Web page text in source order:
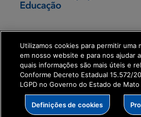
Transformação Digital
get_footer();
Utilizamos cookies para permitir uma
em nosso website e para nos ajudar
quais informações são mais úteis e
Conforme Decreto Estadual 15.572/
LGPD no Governo do Estado de
Definições de cookies